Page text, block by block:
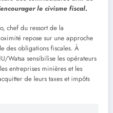
le civisme fiscal.
chef du ressort de la
repose sur une approche
des obligations fiscales. À
Watsa sensibilise les opérateurs
entreprises minières et les
de leurs taxes et impôts